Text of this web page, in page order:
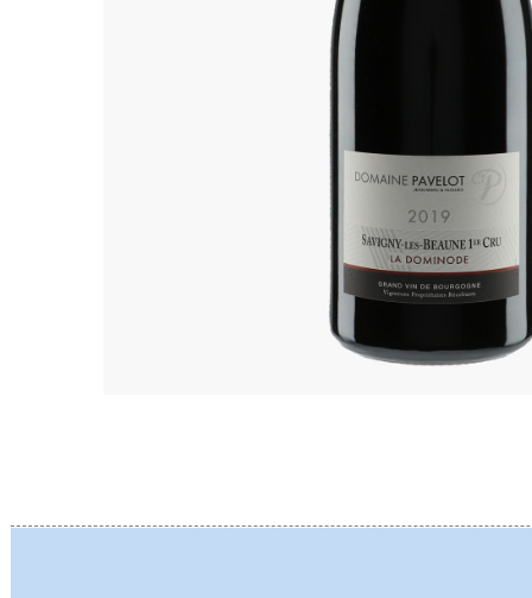
BALLOT-
BEAUNE
BELLAND
BELLENE
BILLAUD-
BINAUME
BLAIN